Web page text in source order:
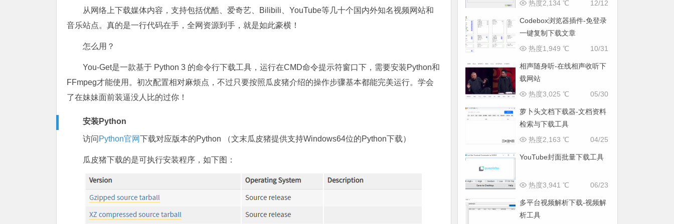
从网络上下载媒体内容，支持包括优酷、爱奇艺、Bilibili、YouTube等几十个国内外知名视频网站和
音乐站点。真的是一行代码在手，全网资源到手，就是如此豪横！
怎么用？
You-Get是一款基于 Python 3 的命令行下载工具，运行在CMD命令提示符窗口下，需要安装Python和
FFmpeg才能使用。初次配置相对麻烦点，不过只要按照瓜皮猪介绍的操作步骤基本都能完美运行。学会
了在妹妹面前装逼没人比的过你！
安装Python
访问 Python官网下载对应版本的Python （文末瓜皮猪提供支持Windows64位的Python下载）
瓜皮猪下载的是可执行安装程序，如下图：
12/12
热度2,134 ℃
Codebox浏览器插件-免登录
一键复制下载文章
10/31
热度1,949 ℃
相声随身听-在线相声收听下
载网站
05/30
热度3,025 ℃
萝卜头文档下载器-文档资料
检索与下载工具
04/25
热度2,163 ℃
YouTube封面批量下载工具
06/23
热度3,941 ℃
多平台视频解析下载-视频解
析工具